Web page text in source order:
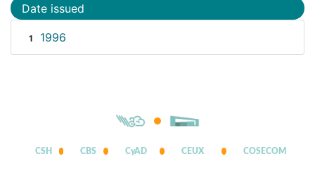
Date issued
1 1996
CSH CBS CyAD CEUX COSECOM